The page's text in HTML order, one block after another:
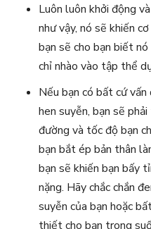
Luôn luôn khởi động
như vậy, nó sẽ khiến
bạn sẽ cho bạn biết
chỉ nhào vào tập thể
Nếu bạn có bất cứ
hen suyễn, bạn sẽ
đường và tốc độ bạn
bạn bắt ép bản thân
bạn sẽ khiến bạn bấy
nặng. Hãy chắc chắn
suyễn của bạn hoặc
thiết cho bạn trong